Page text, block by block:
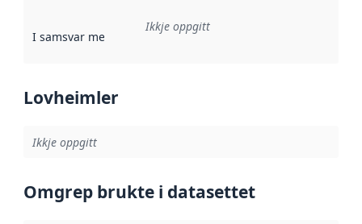
I samsvar med Referanse til ei implementeringsregel eller
Ikkje oppgitt
Lovheimler
Ikkje oppgitt
Omgrep brukte i datasettet